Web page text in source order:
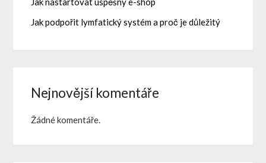
Jak podpořit lymfatický systém a proč je důležitý
Nejnovější komentáře
Žádné komentáře.